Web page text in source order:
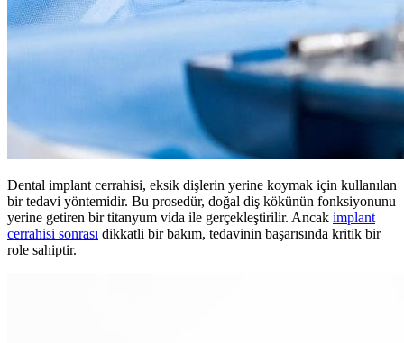
Dental implant cerrahisi, eksik dişlerin yerine koymak için kullanılan
bir tedavi yöntemidir. Bu prosedür, doğal diş kökünün fonksiyonunu
yerine getiren bir titanyum vida ile gerçekleştirilir. Ancak implant
cerrahisi sonrası dikkatli bir bakım, tedavinin başarısında kritik bir
role sahiptir.